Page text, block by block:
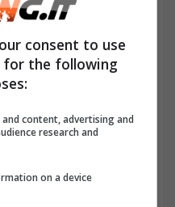
concessione fino al
consorzio guidato
(51 per cento),
consent to use
for the following
content, advertising and
research and
on a device